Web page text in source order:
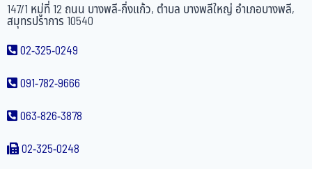
147/1 หมู่ที่ 12 ถนน บางพลี-กิ่งแก้ว, ตำบล บางพลีใหญ่ อำเภอบางพลี,
สมุทรปราการ 10540
02-325-0249
091-782-9666
063-826-3878
02-325-0248